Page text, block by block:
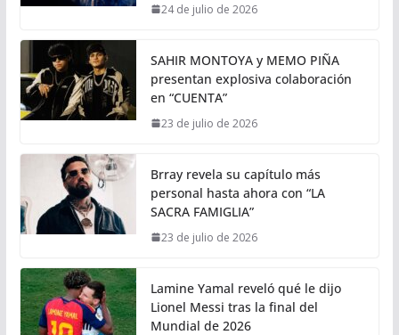
24 de julio de 2026
SAHIR MONTOYA y MEMO PIÑA
presentan explosiva colaboración
en “CUENTA”
23 de julio de 2026
Brray revela su capítulo más
personal hasta ahora con “LA
SACRA FAMIGLIA”
23 de julio de 2026
Lamine Yamal reveló qué le dijo
Lionel Messi tras la final del
Mundial de 2026